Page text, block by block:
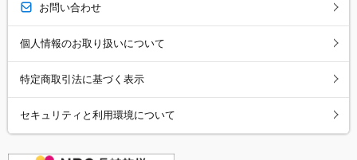
お問い合わせ
個人情報のお取り扱いについて
特定商取引法に基づく表示
セキュリティと利用環境について